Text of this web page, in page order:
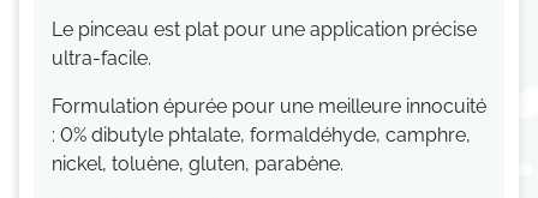
Le pinceau est plat pour une application précise
ultra-facile.
Formulation épurée pour une meilleure innocuité
: 0% dibutyle phtalate, formaldéhyde, camphre,
nickel, toluène, gluten, parabène.